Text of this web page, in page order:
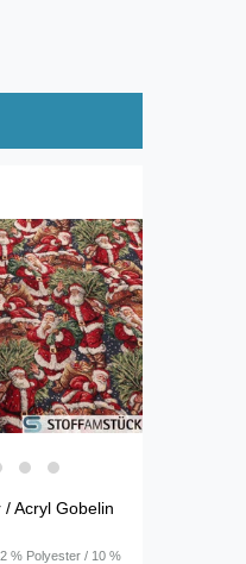
Acryl Gobelin
% Polyester / 10 %